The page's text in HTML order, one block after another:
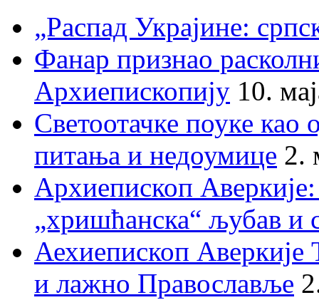
„Распад Украјине:
Фанар признао
Архиепископију 10.
Светоотачке поуке као
питања и недоумице 2.
Архиепископ
„хришћанска“ љубав и
Аехиепископ
и лажно Православље